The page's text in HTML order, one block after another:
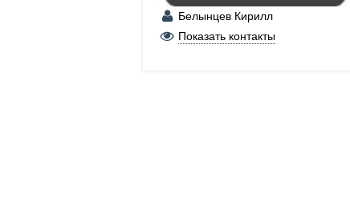
Белынцев Кирилл
+7 (992) 006-07-73
Показать контакты